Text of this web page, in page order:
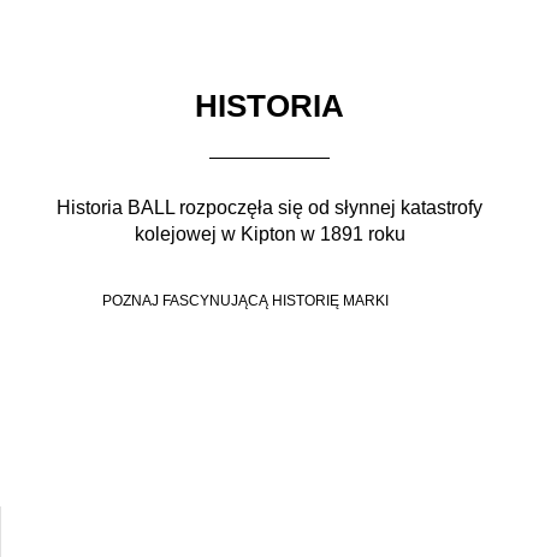
HISTORIA
Historia BALL rozpoczęła się od słynnej katastrofy
kolejowej w Kipton w 1891 roku
POZNAJ FASCYNUJĄCĄ HISTORIĘ MARKI